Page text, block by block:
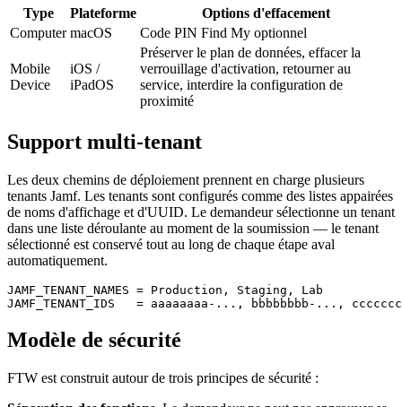
Type Plateforme
Options d'effacement
Computer macOS Code PIN Find My optionnel
Mobile
Device
iOS /
iPadOS
Préserver le plan de données, effacer la
verrouillage d'activation, retourner au
service, interdire la configuration de
proximité
Support multi-tenant
Les deux chemins de déploiement prennent en charge plusieurs
tenants Jamf. Les tenants sont configurés comme des listes appairées
de noms d'affichage et d'UUID. Le demandeur sélectionne un tenant
dans une liste déroulante au moment de la soumission — le tenant
sélectionné est conservé tout au long de chaque étape aval
automatiquement.
JAMF_TENANT_NAMES = Production, Staging, Lab
Modèle de sécurité
FTW est construit autour de trois principes de sécurité :